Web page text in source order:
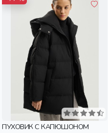
ПУХОВИК С КАПЮШОНОМ